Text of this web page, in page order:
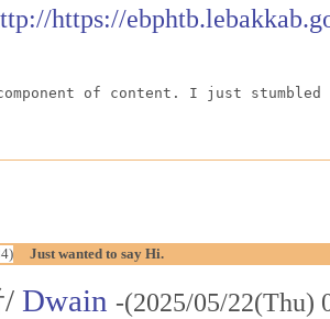
https://
of content. I just
Just wanted to say Hi.
Dwain -(2025/05/